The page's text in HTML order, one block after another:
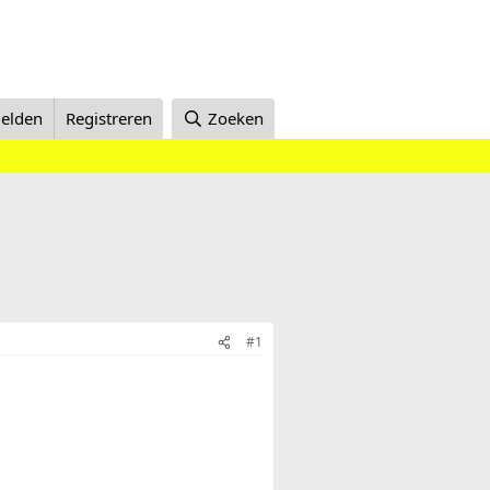
Registreren Zoeken
#1